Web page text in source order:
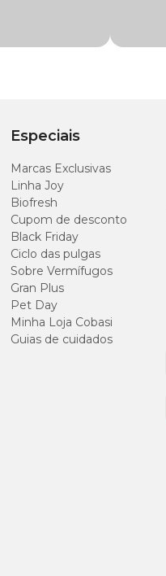
Comprimento
40 cm
44 cm
48 cm
52 cm
Especiais
Marcas Exclusivas
Linha Joy
Biofresh
Cupom de desconto
Black Friday
Ciclo das pulgas
Sobre Vermífugos
Gran Plus
Pet Day
Minha Loja Cobasi
Guias de cuidados